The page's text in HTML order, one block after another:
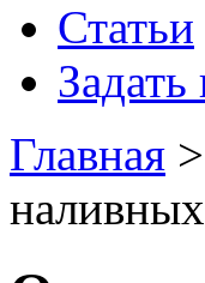
Статьи
Главная >